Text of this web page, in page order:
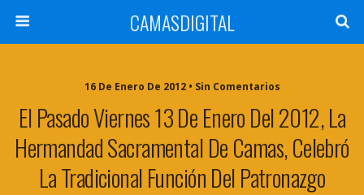
CAMASDIGITAL
16 De Enero De 2012 • Sin Comentarios
El Pasado Viernes 13 De Enero Del 2012, La
Hermandad Sacramental De Camas, Celebró
La Tradicional Función Del Patronazgo